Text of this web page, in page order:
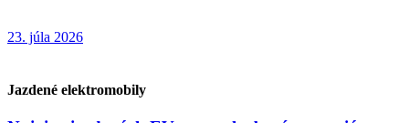
23. júla 2026
Jazdené elektromobily